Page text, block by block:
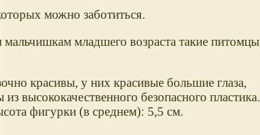
можно заботиться.
младшего возраста такие питомцы
красивы, у них красивые большие глаза,
высококачественного безопасного пластика.
фигурки (в среднем): 5,5 см.